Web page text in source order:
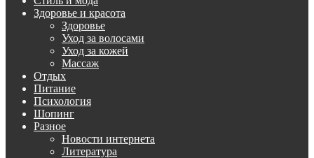
Здоровье и красота
Здоровье
Уход за волосами
Уход за кожей
Массаж
Отдых
Питание
Психология
Шопинг
Разное
Новости интернета
Литература